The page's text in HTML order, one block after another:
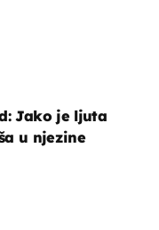
Jako je ljuta
u njezine